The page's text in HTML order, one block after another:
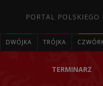
PORTAL POLSKIEGO
DWÓJKA TRÓJKA
TERMINARZ